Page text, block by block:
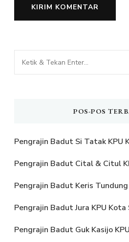
Mencari
Sesuatu?
POS-POS
Pengrajin Badut Si Tatak KPU
Pengrajin Badut Cital & Citul
Pengrajin Badut Keris Tundung
Pengrajin Badut Jura KPU
Pengrajin Badut Guk Kasijo